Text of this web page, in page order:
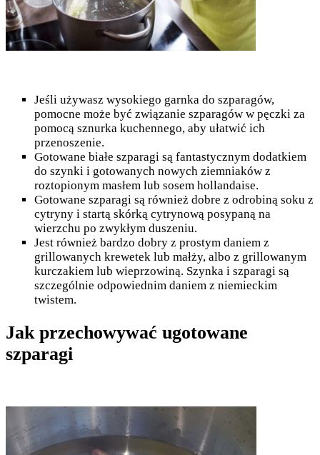
Jeśli używasz wysokiego garnka do szparagów,
pomocne może być związanie szparagów w pęczki za
pomocą sznurka kuchennego, aby ułatwić ich
przenoszenie.
Gotowane białe szparagi są fantastycznym dodatkiem
do szynki i gotowanych nowych ziemniaków z
roztopionym masłem lub sosem hollandaise.
Gotowane szparagi są również dobre z odrobiną soku z
cytryny i startą skórką cytrynową posypaną na
wierzchu po zwykłym duszeniu.
Jest również bardzo dobry z prostym daniem z
grillowanych krewetek lub małży, albo z grillowanym
kurczakiem lub wieprzowiną. Szynka i szparagi są
szczególnie odpowiednim daniem z niemieckim
twistem.
Jak przechowywać ugotowane
szparagi